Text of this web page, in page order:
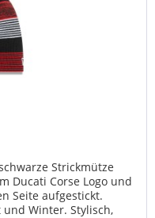
Strickmütze
Ducati Corse Logo und
Seite aufgestickt.
Winter. Stylisch,